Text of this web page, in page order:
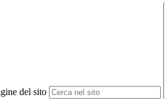
del sito